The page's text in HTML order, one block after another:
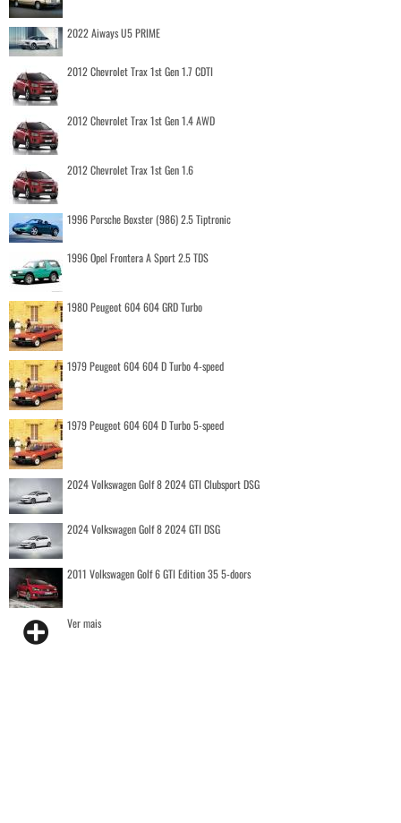
2022 Aiways U5 PRIME
2012 Chevrolet Trax 1st Gen 1.7 CDTI
2012 Chevrolet Trax 1st Gen 1.4 AWD
2012 Chevrolet Trax 1st Gen 1.6
1996 Porsche Boxster (986) 2.5 Tiptronic
1996 Opel Frontera A Sport 2.5 TDS
1980 Peugeot 604 604 GRD Turbo
1979 Peugeot 604 604 D Turbo 4-speed
1979 Peugeot 604 604 D Turbo 5-speed
2024 Volkswagen Golf 8 2024 GTI Clubsport DSG
2024 Volkswagen Golf 8 2024 GTI DSG
2011 Volkswagen Golf 6 GTI Edition 35 5-doors
Ver mais